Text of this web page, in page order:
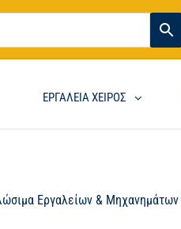
ΕΡΓΑΛΕΙΑ ΧΕΙΡΟΣ
Εργαλείων & Μηχανημάτων